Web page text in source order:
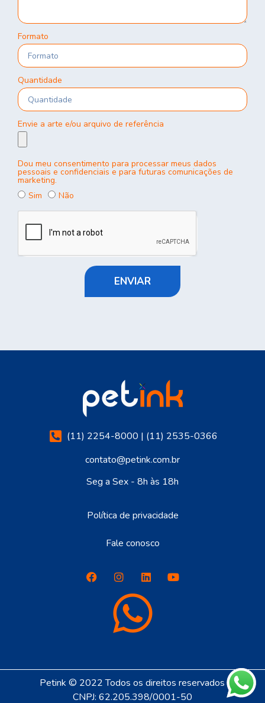
Formato
Quantidade
Envie a arte e/ou arquivo de referência
Dou meu consentimento para processar meus dados
pessoais e confidenciais e para futuras comunicações de
marketing.
Sim
Não
ENVIAR
(11) 2254-8000 | (11) 2535-0366
contato@petink.com.br
Seg a Sex - 8h às 18h
Política de privacidade
Fale conosco
Petink © 2022 Todos os direitos reservados
CNPJ: 62.205.398/0001-50